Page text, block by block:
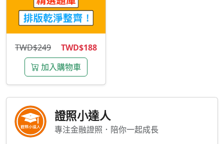
TWD$249
TWD$188
加入購物車
證照小達人
專注金融證照．陪你一起成長